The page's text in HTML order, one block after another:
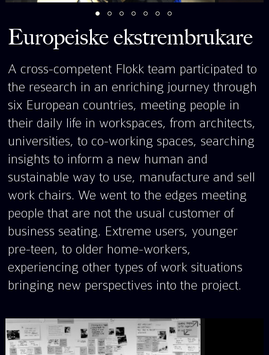
Europeiske ekstrembrukare
A cross-competent Flokk team participated to
the research in an enriching journey through
six European countries, meeting people in
their daily life in workspaces, from architects,
universities, to co-working spaces, searching
insights to inform a new human and
sustainable way to use, manufacture and sell
work chairs. We went to the edges meeting
people that are not the usual customer of
business seating. Extreme users, younger
pre-teen, to older home-workers,
experiencing other types of work situations
bringing new perspectives into the project.